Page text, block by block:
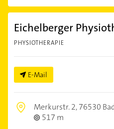
Eichelberger
PHYSIOTHERAPIE
E-Mail
Merkurstr. 2,76530
517 m